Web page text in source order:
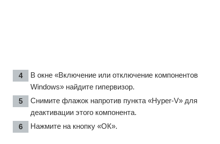
В окне «Включение или отключение компонентов
Windows» найдите гипервизор.
Снимите флажок напротив пункта «Hyper-V» для
деактивации этого компонента.
Нажмите на кнопку «ОК».